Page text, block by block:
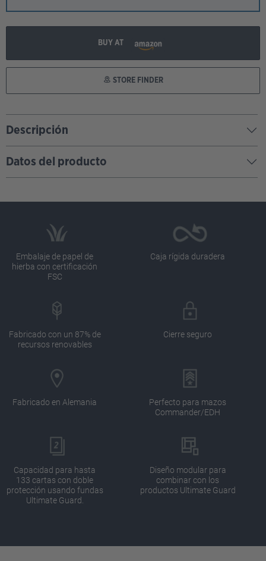
BUY AT
STORE FINDER
Descripción
Datos del producto
Embalaje de papel de
hierba con certificación
FSC
Caja rígida duradera
Fabricado con un 87% de
recursos renovables
Cierre seguro
Fabricado en Alemania
Perfecto para mazos
Commander/EDH
Capacidad para hasta
133 cartas con doble
protección usando fundas
Ultimate Guard.
Diseño modular para
combinar con los
productos Ultimate Guard